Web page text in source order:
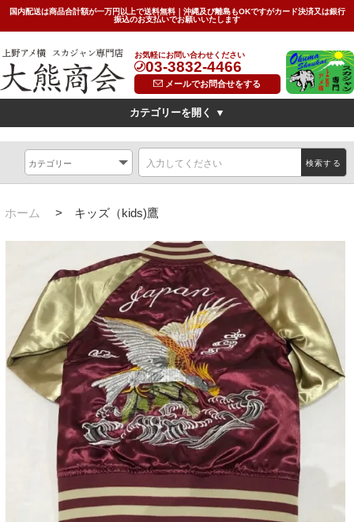
国内配送は商品合計額が一万円以上で送料無料｜沖縄及び離島もOKですがカード決済又は銀行
振込のお支払いでお願いいたします
お気軽にお問い合わせください
03-3832-4466
メールでお問合せをする
カテゴリーを開く ▼
横振刺繍(Hand Embroidered Sukajan)
無地(plain)
その他の柄(others)
素材 別珍(velveteen)< リバーシブル(reversible) 薄手（light)
キッズ(kids) 特大サイズ(big) 女性対応Sサイズ(small)
サイズ表(Size Chart) お問い合わせ(Contact Us)
検索する
ホーム > キッズ（kids)鷹